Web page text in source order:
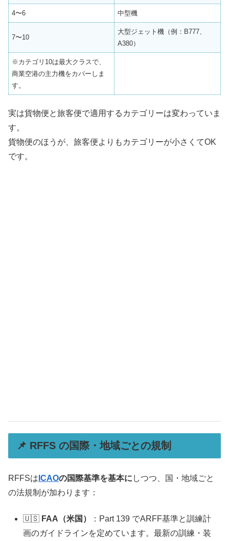
4〜6 中型機
7〜10
大型ジェット機（例：B777、
A380）
※カテゴリ10は最大クラスで、
商業空港の主力機をカバーしま
す。
実は貨物便と旅客便で適用するカテゴリーは変わっていま
す。
貨物便のほうが、旅客便よりもカテゴリーが小さくてOK
です。
📌 RFFS の国際・地域ごとの規制
RFFSは ICAOの国際基準を基本に しつつ、国・地域ごと
の法規制が加わります：
🇺🇸 FAA（米国）
：Part 139 でARFF基準と訓練計
画のガイドラインを定めています。最新の訓練・装